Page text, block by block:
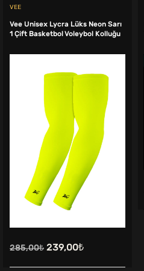
VEE
Vee Unisex Lycra Lüks Neon Sarı
1 Çift Basketbol Voleybol Kolluğu
285,00₺ Orijinal
fiyat:
239,00₺Şu
andaki